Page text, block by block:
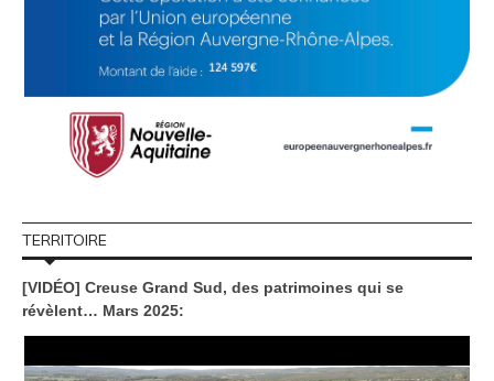
TERRITOIRE
[VIDÉO] Creuse Grand Sud, des patrimoines qui se
révèlent… Mars 2025: